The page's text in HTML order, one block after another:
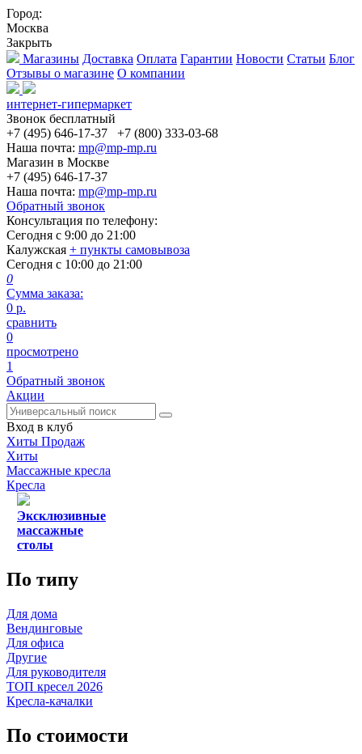
Город:
Москва
Закрыть
Магазины Доставка Оплата Гарантии Новости Статьи Блог
Отзывы о магазине О компании
интернет-гипермаркет
Звонок бесплатный
+7 (495) 646-17-37
+7 (800) 333-03-68
Наша почта: mp@mp-mp.ru
Магазин в Москве
+7 (495) 646-17-37
Наша почта: mp@mp-mp.ru
Обратный звонок
Консультация по телефону:
Сегодня с 9:00 до 21:00
Калужская + пункты самовывоза
Сегодня с 10:00 до 21:00
0
Сумма заказа:
0 р.
сравнить
0
просмотрено
1
Обратный звонок
Акции
Вход в клуб
Хиты Продаж
Хиты
Массажные кресла
Кресла
Эксклюзивные
массажные
столы
По типу
Для дома
Вендинговые
Для офиса
Другие
Для руководителя
ТОП кресел 2026
Кресла-качалки
По стоимости